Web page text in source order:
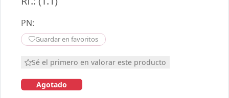
PN:
Guardar en favoritos
Sé el primero en valorar este producto
Agotado